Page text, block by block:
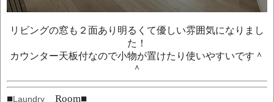
リビングの窓も２面あり明るくて優しい雰囲気になりまし
た！
カウンター天板付なので小物が置けたり使いやすいです＾
＾
■Laundry Room■